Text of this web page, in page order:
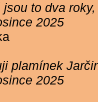
jsou to dva
2025
plamínek
2025